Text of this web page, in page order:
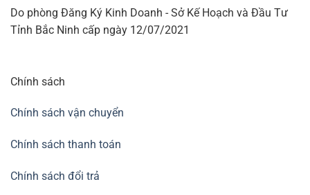
Do phòng Đăng Ký Kinh Doanh - Sở Kế Hoạch và Đầu Tư
Tỉnh Bắc Ninh cấp ngày 12/07/2021
Chính sách
Chính sách vận chuyển
Chính sách thanh toán
Chính sách đổi trả